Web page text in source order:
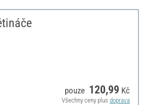
pouze 120,99 Kč
Všechny ceny plus doprava